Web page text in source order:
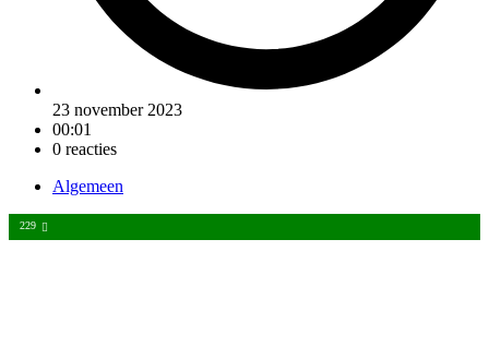
23 november 2023
00:01
0 reacties
Algemeen
229